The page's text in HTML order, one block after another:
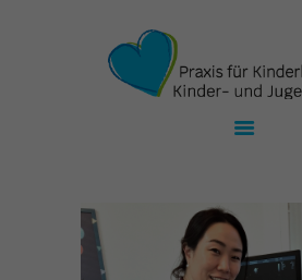
UNSER TEAM
TERMINE
KONTAKT